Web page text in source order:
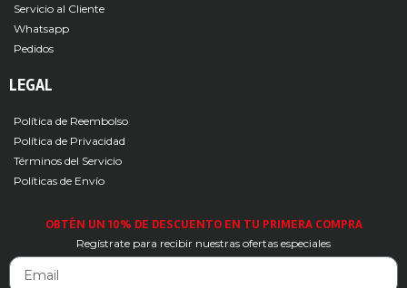
Servicio al Cliente
Whatsapp
Pedidos
LEGAL
Política de Reembolso
Política de Privacidad
Términos del Servicio
Políticas de Envío
OBTÉN UN 10% DE DESCUENTO EN TU PRIMERA COMPRA
Regístrate para recibir nuestras ofertas especiales